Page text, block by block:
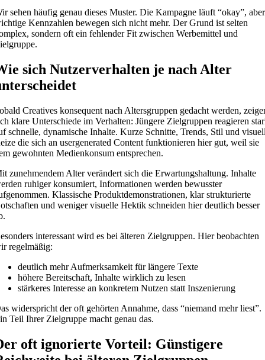
sehen häufig genau dieses Muster. Die Kampagne läuft “okay”, aber
Kennzahlen bewegen sich nicht mehr. Der Grund ist selten
sondern oft ein fehlender Fit zwischen Werbemittel und
sich Nutzerverhalten je nach Alter
Creatives konsequent nach Altersgruppen gedacht werden,
klare Unterschiede im Verhalten: Jüngere Zielgruppen reagieren
schnelle, dynamische Inhalte. Kurze Schnitte, Trends, Stil und
die sich an usergenerated Content funktionieren hier gut, weil sie
gewohnten Medienkonsum entsprechen.
zunehmendem Alter verändert sich die Erwartungshaltung. Inhalte
ruhiger konsumiert, Informationen werden bewusster
Klassische Produktdemonstrationen, klar strukturierte
und weniger visuelle Hektik schneiden hier deutlich besser
interessant wird es bei älteren Zielgruppen. Hier beobachten
regelmäßig:
deutlich mehr Aufmerksamkeit für längere Texte
höhere Bereitschaft, Inhalte wirklich zu lesen
stärkeres Interesse an konkretem Nutzen statt Inszenierung
widerspricht der oft gehörten Annahme, dass “niemand mehr liest”.
Teil Ihrer Zielgruppe macht genau das.
oft ignorierte Vorteil: Günstigere